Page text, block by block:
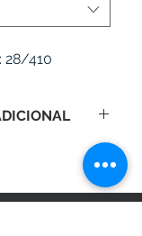
28/410
unidades.
20-25 días